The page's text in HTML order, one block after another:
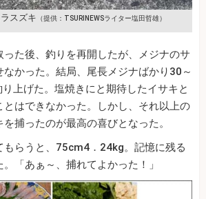
スズキ （提供：TSURINEWSライター塩田哲雄）
た後、釣りを再開したが、メジナのサ
なかった。結局、尾長メジナばかり30～
上げた。塩焼きにと期待したイサキと
とはできなかった。しかし、それ以上の
捕ったのが最高の喜びとなった。
もらうと、75cm4．24kg。記憶に残る
「あぁ～、捕れてよかった！」